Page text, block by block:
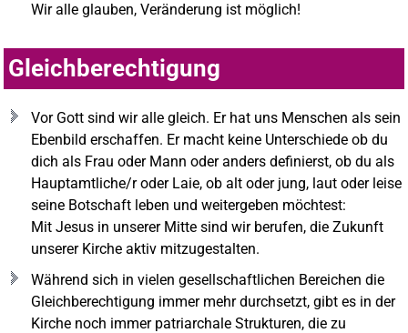
Wir alle glauben, Veränderung ist möglich!
Gleichberechtigung
Vor Gott sind wir alle gleich. Er hat uns Menschen als sein
Ebenbild erschaffen. Er macht keine Unterschiede ob du
dich als Frau oder Mann oder anders definierst, ob du als
Hauptamtliche/r oder Laie, ob alt oder jung, laut oder leise
seine Botschaft leben und weitergeben möchtest:
Mit Jesus in unserer Mitte sind wir berufen, die Zukunft
unserer Kirche aktiv mitzugestalten.
Während sich in vielen gesellschaftlichen Bereichen die
Gleichberechtigung immer mehr durchsetzt, gibt es in der
Kirche noch immer patriarchale Strukturen, die zu